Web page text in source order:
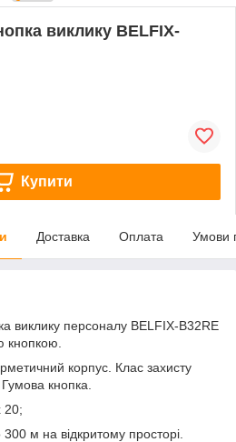
виклику BELFIX-
Купити
Доставка Оплата Умови
виклику персоналу BELFIX-B32RE
кнопкою.
корпус. Клас захисту
кнопка.
20;
м на відкритому просторі.